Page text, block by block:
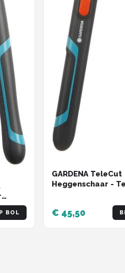
BOL
GARDENA TeleCut
Heggenschaar -
€ 45,50